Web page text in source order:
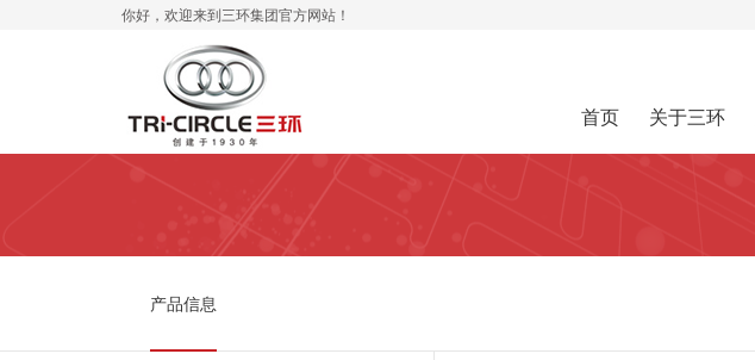
你好，欢迎来到三环集团官方网站！
首页 关于三环
产品信息